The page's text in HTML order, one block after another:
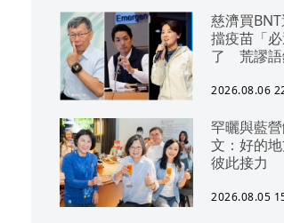
慈濟買
擋疫苗「
了 荒謬語
2026.08.06
罕曬與藍
文：好的地
彼此接力
2026.08.05